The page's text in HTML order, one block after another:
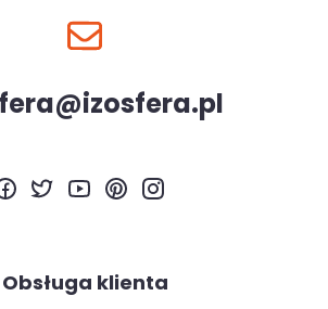
Obsługa klienta